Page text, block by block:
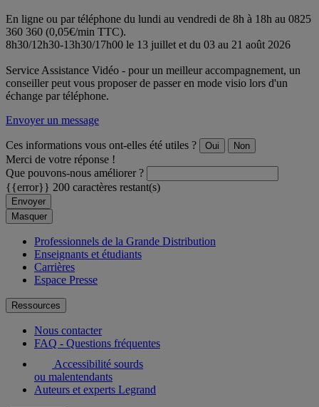
En ligne ou par téléphone du lundi au vendredi de 8h à 18h au 0825
360 360 (0,05€/min TTC).
8h30/12h30-13h30/17h00 le 13 juillet et du 03 au 21 août 2026
Service Assistance Vidéo - pour un meilleur accompagnement, un
conseiller peut vous proposer de passer en mode visio lors d'un
échange par téléphone.
Envoyer un message
Ces informations vous ont-elles été utiles ? Oui Non
Merci de votre réponse !
Que pouvons-nous améliorer ?
{{error}} 200 caractères restant(s)
Envoyer
Masquer
Professionnels de la Grande Distribution
Enseignants et étudiants
Carrières
Espace Presse
Ressources
Nous contacter
FAQ - Questions fréquentes
Accessibilité sourds
ou malentendants
Auteurs et experts Legrand